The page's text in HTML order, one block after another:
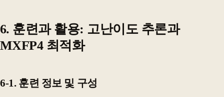
6. 훈련과 활용: 고난이도 추론과
MXFP4 최적화
6-1. 훈련 정보 및 구성